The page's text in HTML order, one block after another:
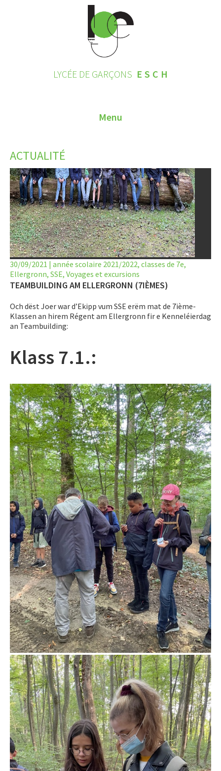
LYCÉE DE GARÇONS ESCH
Menu
CONTACT
INSCRIPTIONS 2026
LE LYCÉE
LET’S GO SCIENCE
ACTUALITÉ
AGENDA
SERVICES
APPLIS
ACTUALITÉ
30/09/2021 | année scolaire 2021/2022, classes de 7e,
Ellergronn, SSE, Voyages et excursions
TEAMBUILDING AM ELLERGRONN (7IÈMES)
Och dëst Joer war d’Ekipp vum SSE erëm mat de 7ième-
Klassen an hirem Régent am Ellergronn fir e Kenneléierdag
an Teambuilding:
Klass 7.1.: